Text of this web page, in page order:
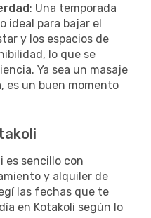
: Una temporada
ideal para bajar el
y los espacios de
lo que se
Ya sea un masaje
es un buen momento
es sencillo con
y alquiler de
las fechas que te
en Kotakoli según lo